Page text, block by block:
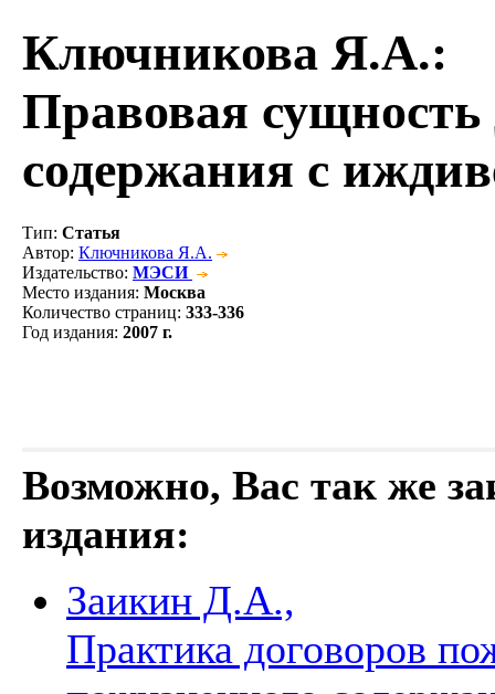
Ключникова Я.А.:
Правовая сущность
содержания с
Тип: Статья
Автор: Ключникова Я.А.
Издательство: МЭСИ
Место издания: Москва
Количество страниц: 333-336
Год издания: 2007 г.
Возможно, Вас так же
издания:
Заикин Д.А.,
Практика договоров